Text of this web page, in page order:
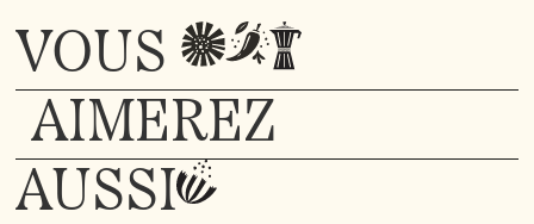
VOUS
AIMEREZ
AUSSI